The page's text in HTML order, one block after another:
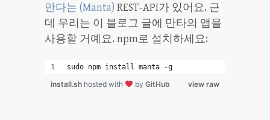
만다는 (Manta) REST-API가 있어요. 근
데 우리는 이 블로그 글에 만타의 앱을
사용할 거예요. npm로 설치하세요:
sudo npm install manta -g
view raw
install.sh hosted with by GitHub